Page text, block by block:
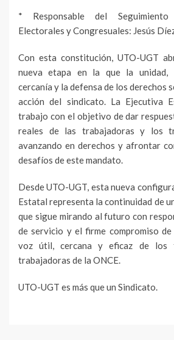
* Responsable del Seguimiento
Electorales y Congresuales: Jesús
Con esta constitución, UTO-UGT
nueva etapa en la que la unidad,
cercanía y la defensa de los derechos
acción del sindicato. La Ejecutiva
trabajo con el objetivo de dar
reales de las trabajadoras y los
avanzando en derechos y afrontar
desafíos de este mandato.
Desde UTO-UGT, esta nueva
Estatal representa la continuidad de
que sigue mirando al futuro con
de servicio y el firme compromiso
voz útil, cercana y eficaz de los
trabajadoras de la ONCE.
UTO-UGT es más que un Sindicato.